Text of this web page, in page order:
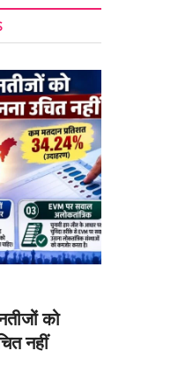
को
नहीं